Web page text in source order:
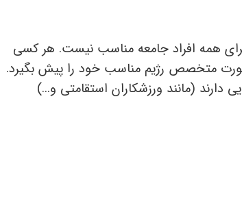
برای همه افراد جامعه مناسب نیست. هر کسی
متخصص رژیم مناسب خود را پیش بگیرد.
دارند (مانند ورزشکاران استقامتی و...)